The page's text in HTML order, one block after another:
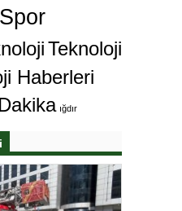
Spor
Teknoloji
Haberleri
ığdır